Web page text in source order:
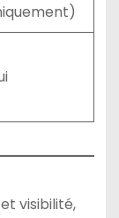
visibilité,